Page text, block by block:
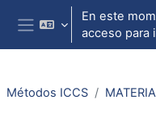
Salta al contenido principal
Panel lateral
En este
acceso para
Métodos ICCS